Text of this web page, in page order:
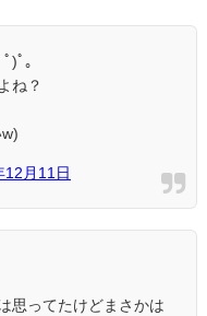
)ﾟ｡
ね？
12月11日
思ってたけどまさかは